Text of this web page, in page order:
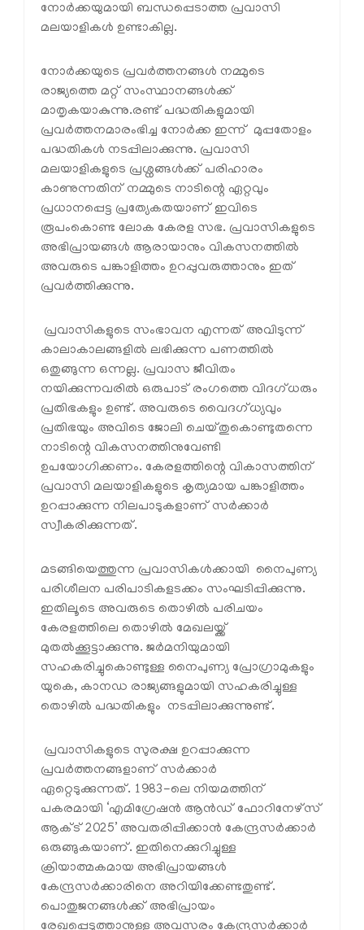
നോർക്കയുമായി ബന്ധപ്പെടാത്ത പ്രവാസി
മലയാളികൾ ഉണ്ടാകില്ല.
നോർക്കയുടെ പ്രവർത്തനങ്ങൾ നമ്മുടെ
രാജ്യത്തെ മറ്റ് സംസ്ഥാനങ്ങൾക്ക്
മാതൃകയാകുന്നു.രണ്ട് പദ്ധതികളുമായി
പ്രവർത്തനമാരംഭിച്ച നോർക്ക ഇന്ന് മുപ്പതോളം
പദ്ധതികൾ നടപ്പിലാക്കുന്നു. പ്രവാസി
മലയാളികളുടെ പ്രശ്നങ്ങൾക്ക് പരിഹാരം
കാണുന്നതിന് നമ്മുടെ നാടിന്റെ ഏറ്റവും
പ്രധാനപ്പെട്ട പ്രത്യേകതയാണ് ഇവിടെ
രൂപംകൊണ്ട ലോക കേരള സഭ. പ്രവാസികളുടെ
അഭിപ്രായങ്ങൾ ആരായാനും വികസനത്തിൽ
അവരുടെ പങ്കാളിത്തം ഉറപ്പുവരുത്താനും ഇത്
പ്രവർത്തിക്കുന്നു.
പ്രവാസികളുടെ സംഭാവന എന്നത് അവിടുന്ന്
കാലാകാലങ്ങളിൽ ലഭിക്കുന്ന പണത്തിൽ
ഒതുങ്ങുന്ന ഒന്നല്ല. പ്രവാസ ജീവിതം
നയിക്കുന്നവരിൽ ഒരുപാട് രംഗത്തെ വിദഗ്ധരും
പ്രതിഭകളും ഉണ്ട്. അവരുടെ വൈദഗ്ധ്യവും
പ്രതിഭയും അവിടെ ജോലി ചെയ്തുകൊണ്ടുതന്നെ
നാടിന്റെ വികസനത്തിനുവേണ്ടി
ഉപയോഗിക്കണം. കേരളത്തിന്റെ വികാസത്തിന്
പ്രവാസി മലയാളികളുടെ കൃത്യമായ പങ്കാളിത്തം
ഉറപ്പാക്കുന്ന നിലപാടുകളാണ് സർക്കാർ
സ്വീകരിക്കുന്നത്.
മടങ്ങിയെത്തുന്ന പ്രവാസികൾക്കായി നൈപുണ്യ
പരിശീലന പരിപാടികളടക്കം സംഘടിപ്പിക്കുന്നു.
ഇതിലൂടെ അവരുടെ തൊഴിൽ പരിചയം
കേരളത്തിലെ തൊഴിൽ മേഖലയ്ക്ക്
മുതൽക്കൂട്ടാക്കുന്നു. ജർമനിയുമായി
സഹകരിച്ചുകൊണ്ടുള്ള നൈപുണ്യ പ്രോഗ്രാമുകളും
യുകെ, കാനഡ രാജ്യങ്ങളുമായി സഹകരിച്ചുള്ള
തൊഴിൽ പദ്ധതികളും നടപ്പിലാക്കുന്നുണ്ട്.
പ്രവാസികളുടെ സുരക്ഷ ഉറപ്പാക്കുന്ന
പ്രവർത്തനങ്ങളാണ് സർക്കാർ
ഏറ്റെടുക്കുന്നത്. 1983-ലെ നിയമത്തിന്
പകരമായി ‘എമിഗ്രേഷൻ ആൻഡ് ഫോറിനേഴ്സ്
ആക്ട് 2025’ അവതരിപ്പിക്കാൻ കേന്ദ്രസർക്കാർ
ഒരുങ്ങുകയാണ്. ഇതിനെക്കുറിച്ചുള്ള
ക്രിയാത്മകമായ അഭിപ്രായങ്ങൾ
കേന്ദ്രസർക്കാരിനെ അറിയിക്കേണ്ടതുണ്ട്.
പൊതുജനങ്ങൾക്ക് അഭിപ്രായം
രേഖപ്പെടുത്താനുള്ള അവസരം കേന്ദ്രസർക്കാർ